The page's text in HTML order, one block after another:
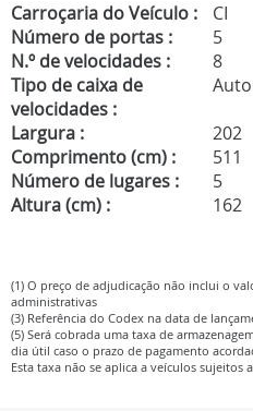
Carroçaria do Veículo :
CI
Número de portas :
5
N.º de velocidades :
8
Tipo de caixa de
velocidades :
Largura :
202
Comprimento (cm) :
511
Número de lugares :
5
Altura (cm) :
162
(1) O preço de adjudicação não inclui o
administrativas
(3) Referência do Codex na data de
(5) Será cobrada uma taxa de
dia útil caso o prazo de pagamento
Esta taxa não se aplica a veículos sujeitos